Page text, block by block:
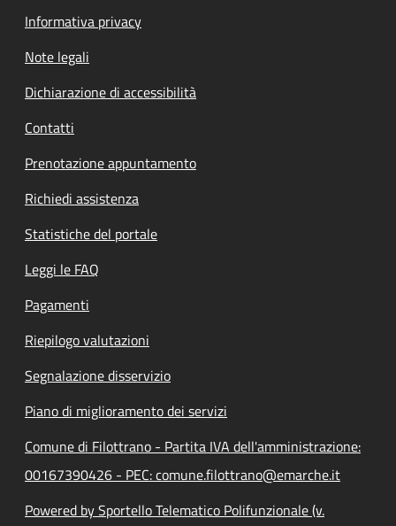
Informativa privacy
Note legali
Dichiarazione di accessibilità
Contatti
Prenotazione appuntamento
Richiedi assistenza
Statistiche del portale
Leggi le FAQ
Pagamenti
Riepilogo valutazioni
Segnalazione disservizio
Piano di miglioramento dei servizi
Comune di Filottrano - Partita IVA dell'amministrazione:
00167390426 - PEC: comune.filottrano@emarche.it
Powered by Sportello Telematico Polifunzionale (v.